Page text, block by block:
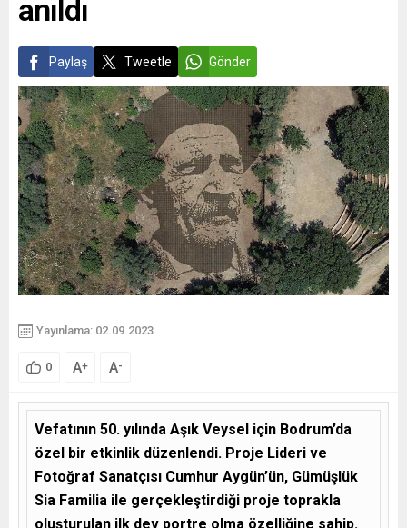
anıldı
Paylaş Tweetle Gönder
Yayınlama: 02.09.2023
0 A+ A-
Vefatının 50. yılında Aşık Veysel için Bodrum’da
özel bir etkinlik düzenlendi. Proje Lideri ve
Fotoğraf Sanatçısı Cumhur Aygün’ün, Gümüşlük
Sia Familia ile gerçekleştirdiği proje toprakla
oluşturulan ilk dev portre olma özelliğine sahip.